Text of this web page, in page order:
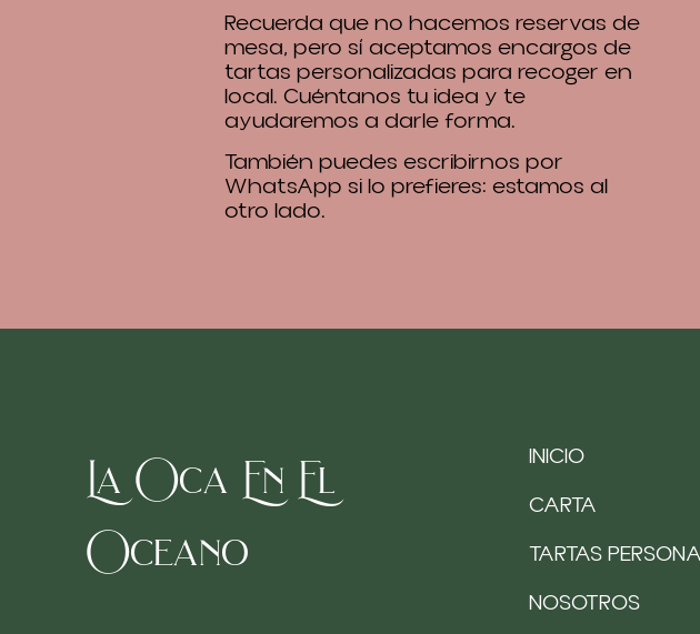
Recuerda que no hacemos reservas de
mesa, pero sí aceptamos encargos de
tartas personalizadas para recoger en
local. Cuéntanos tu idea y te
ayudaremos a darle forma.
También puedes escribirnos por
WhatsApp si lo prefieres: estamos al
otro lado.
La Oca En El
Oceano
INICIO
CARTA
TARTAS
NOSOTROS